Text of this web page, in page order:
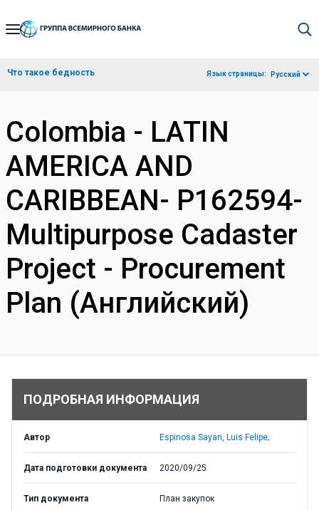
Skip
Navigation
Что такое бедность Язык страницы: Русский
Colombia - LATIN
AMERICA AND
CARIBBEAN- P162594-
Multipurpose Cadaster
Project - Procurement
Plan (Английский)
ПОДРОБНАЯ ИНФОРМАЦИЯ
Автор Espinosa Sayan, Luis Felipe;
Дата подготовки документа 2020/09/25
Тип документа План закупок